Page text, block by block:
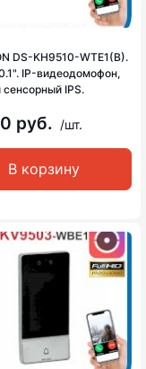
DS-KH9510-WTE1(B).
IP-видеодомофон,
сенсорный IPS.
руб. /шт.
В корзину